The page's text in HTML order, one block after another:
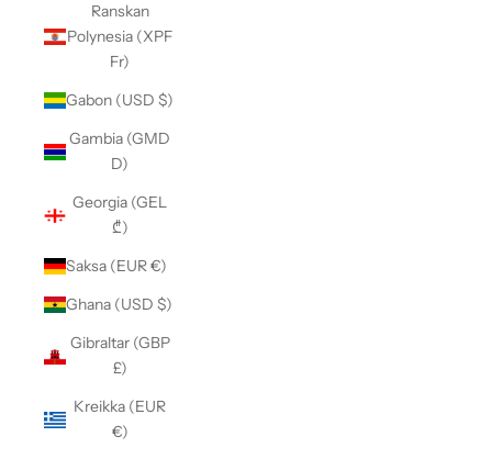
Ranskan
Polynesia (XPF
Fr)
Gabon (USD $)
Gambia (GMD
D)
Georgia (GEL
₾)
Saksa (EUR €)
Ghana (USD $)
Gibraltar (GBP
£)
Kreikka (EUR
€)